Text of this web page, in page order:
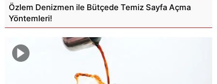
Özlem Denizmen ile Bütçede Temiz Sayfa Açma
Yöntemleri!